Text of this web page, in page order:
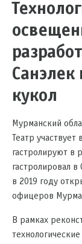
Санэлек
кукол
Мурманский
Театр
гастролируют в
гастролировал
в 2019 году
офицеров
В рамках